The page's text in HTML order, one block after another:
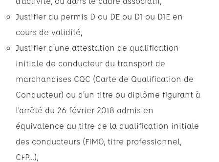
Justifier du permis D ou DE ou D1 ou D1E en
cours de validité,
Justifier d’une attestation de qualification
initiale de conducteur du transport de
marchandises CQC (Carte de Qualification de
Conducteur) ou d’un titre ou diplôme figurant à
l’arrêté du 26 février 2018 admis en
équivalence au titre de la qualification initiale
des conducteurs (FIMO, titre professionnel,
CFP…),